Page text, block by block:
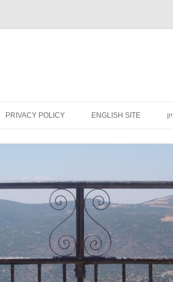
ENGLISH SITE
PRIVACY POLICY